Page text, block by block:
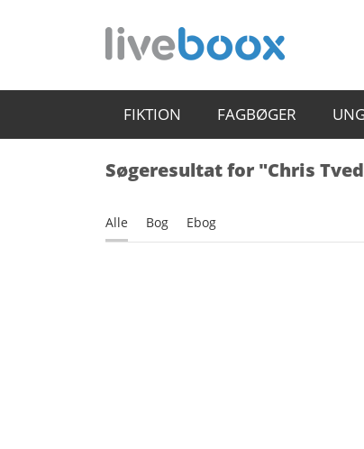
FIKTION FAGBØGER
Søgeresultat for "Chris
Alle Bog Ebog